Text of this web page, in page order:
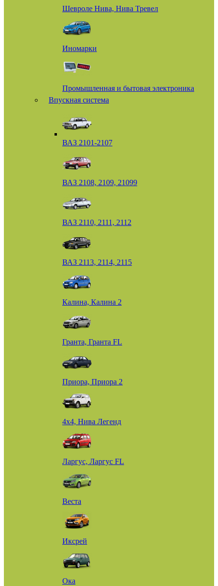
Шевроле Нива, Нива Тревел
Иномарки
Промышленная и бытовая электроника
Впускная система
ВАЗ 2101-2107
ВАЗ 2108, 2109, 21099
ВАЗ 2110, 2111, 2112
ВАЗ 2113, 2114, 2115
Калина, Калина 2
Гранта, Гранта FL
Приора, Приора 2
4х4, Нива Легенд
Ларгус, Ларгус FL
Веста
Иксрей
Ока